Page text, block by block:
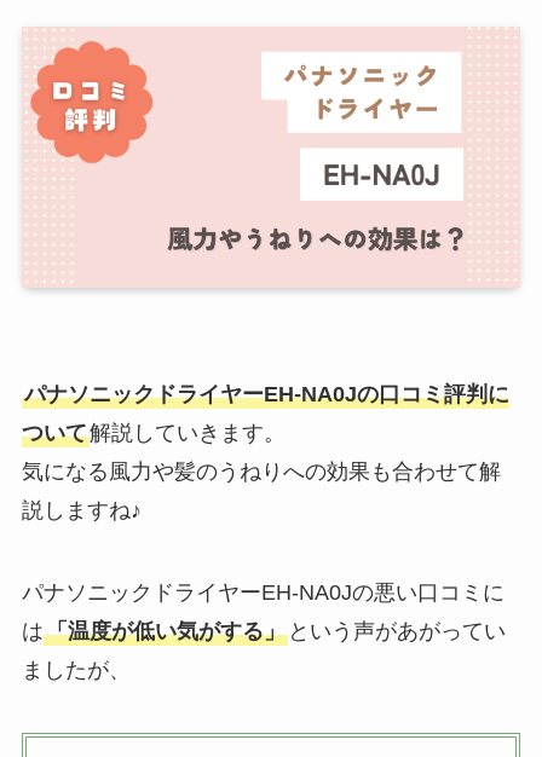
パナソニックドライヤーEH-NA0Jの口コミ評判に
ついて解説していきます。
気になる風力や髪のうねりへの効果も合わせて解
説しますね♪
パナソニックドライヤーEH-NA0Jの悪い口コミに
は「温度が低い気がする」という声があがってい
ましたが、